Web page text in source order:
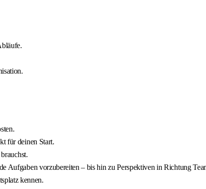
für deinen Start.
Aufgaben vorzubereiten – bis hin zu Perspektiven in Richtung
kennen.